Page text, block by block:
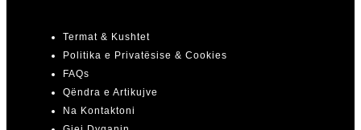
Termat & Kushtet
Politika e Privatësise & Cookies
FAQs
Qëndra e Artikujve
Na Kontaktoni